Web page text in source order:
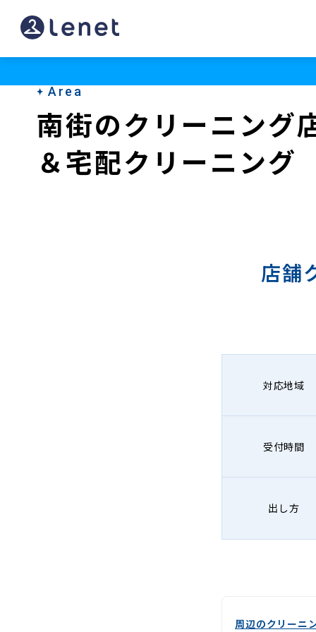
南
街
Area
南街のクリーニング
＆宅配クリーニング
店舗
対応地域
受付時間
出し方
周辺のクリーニ